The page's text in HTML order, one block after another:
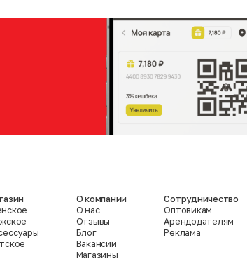
О компании
О нас
Отзывы
Блог
Вакансии
Магазины
Сотрудничество
Оптовикам
Арендодателям
Реклама